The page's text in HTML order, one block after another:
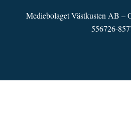
Mediebolaget Västkusten AB –
556726-